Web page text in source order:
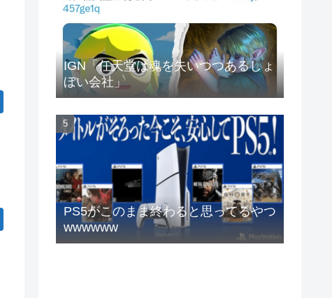
IGN「任天堂は魂を失いつつあるしょ
ぼい会社」
PS5がこのまま終わると思ってるやつ
wwwwww